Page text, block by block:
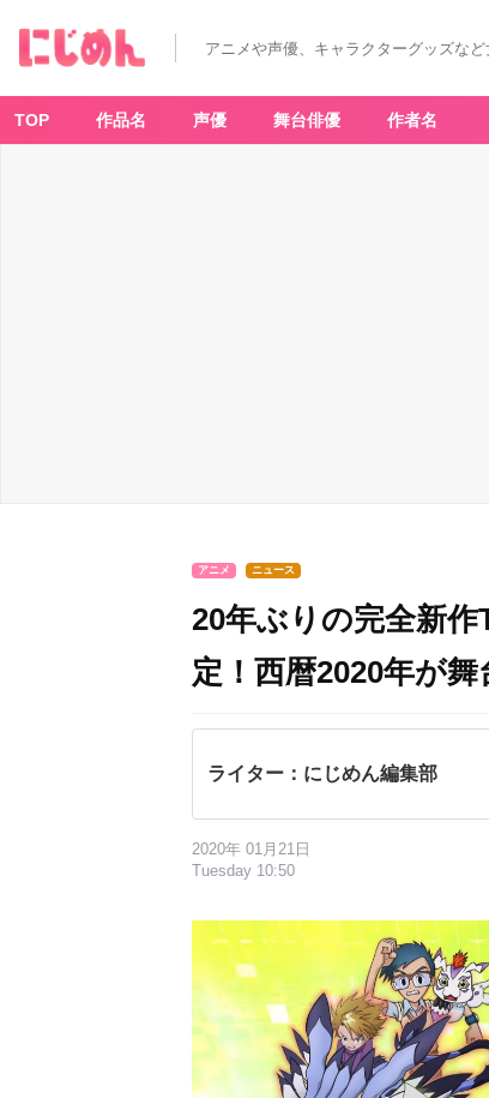
アニメや声優、キャラクターグッズな
TOP 作品名 声優 舞台俳優 作者名
アニメ ニュース
20年ぶりの完全新
定！西暦2020年が
ライター：にじめん編集部
2020年 01月21日
Tuesday 10:50